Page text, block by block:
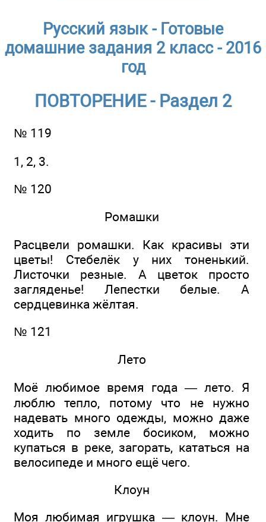
Русский язык - Готовые
домашние задания 2 класс - 2016
год
ПОВТОРЕНИЕ - Раздел 2
№ 119
1, 2, 3.
№ 120
Ромашки
Расцвели ромашки. Как красивы эти
цветы! Стебелёк у них тоненький.
Листочки резные. А цветок просто
загляденье! Лепестки белые. А
сердцевинка жёлтая.
№ 121
Лето
Моё любимое время года — лето. Я
люблю тепло, потому что не нужно
надевать много одежды, можно даже
ходить по земле босиком, можно
купаться в реке, загорать, кататься на
велосипеде и много ещё чего.
Клоун
Моя любимая игрушка — клоун. Мне